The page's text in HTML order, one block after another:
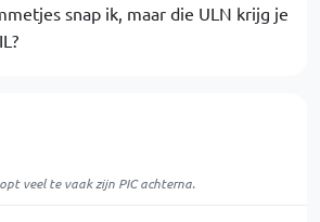
snap ik, maar die ULN krijg je
veel te vaak zijn PIC achterna.